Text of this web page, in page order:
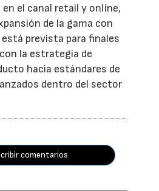
el canal retail y online,
de la gama con
está prevista para finales
la estrategia de
hacia estándares de
dentro del sector
comentarios